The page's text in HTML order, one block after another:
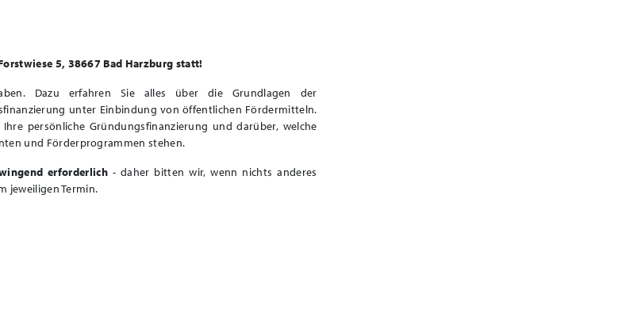
5, 38667 Bad Harzburg statt!
Dazu erfahren Sie alles über die Grundlagen der
unter Einbindung von öffentlichen Fördermitteln.
persönliche Gründungsfinanzierung und darüber, welche
und Förderprogrammen stehen.
erforderlich- daher bitten wir, wenn nichts anderes
jeweiligen Termin.